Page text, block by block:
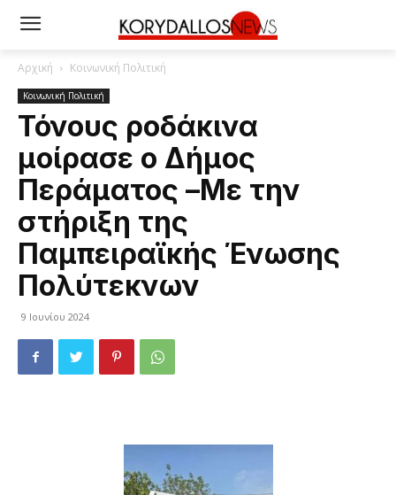
Αρχική Κοινωνική Πολιτική
Κοινωνική Πολιτική
Τόνους ροδάκινα
μοίρασε ο Δήμος
Περάματος –Με την
στήριξη της
Παμπειραϊκής Ένωσης
Πολύτεκνων
9 Ιουνίου 2024